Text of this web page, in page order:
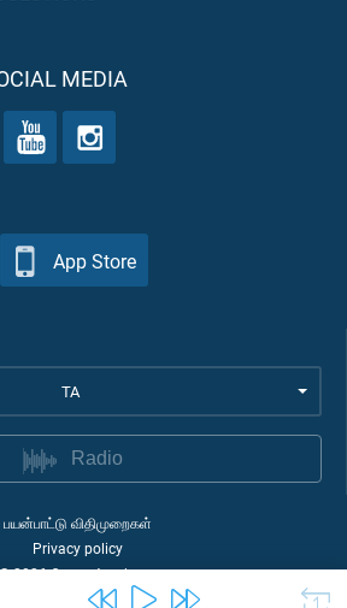
MEDIA
App Store
TA
Radio
பயன்பாட்டு விதிமுறைகள்
Privacy policy
©2026Quran Academy